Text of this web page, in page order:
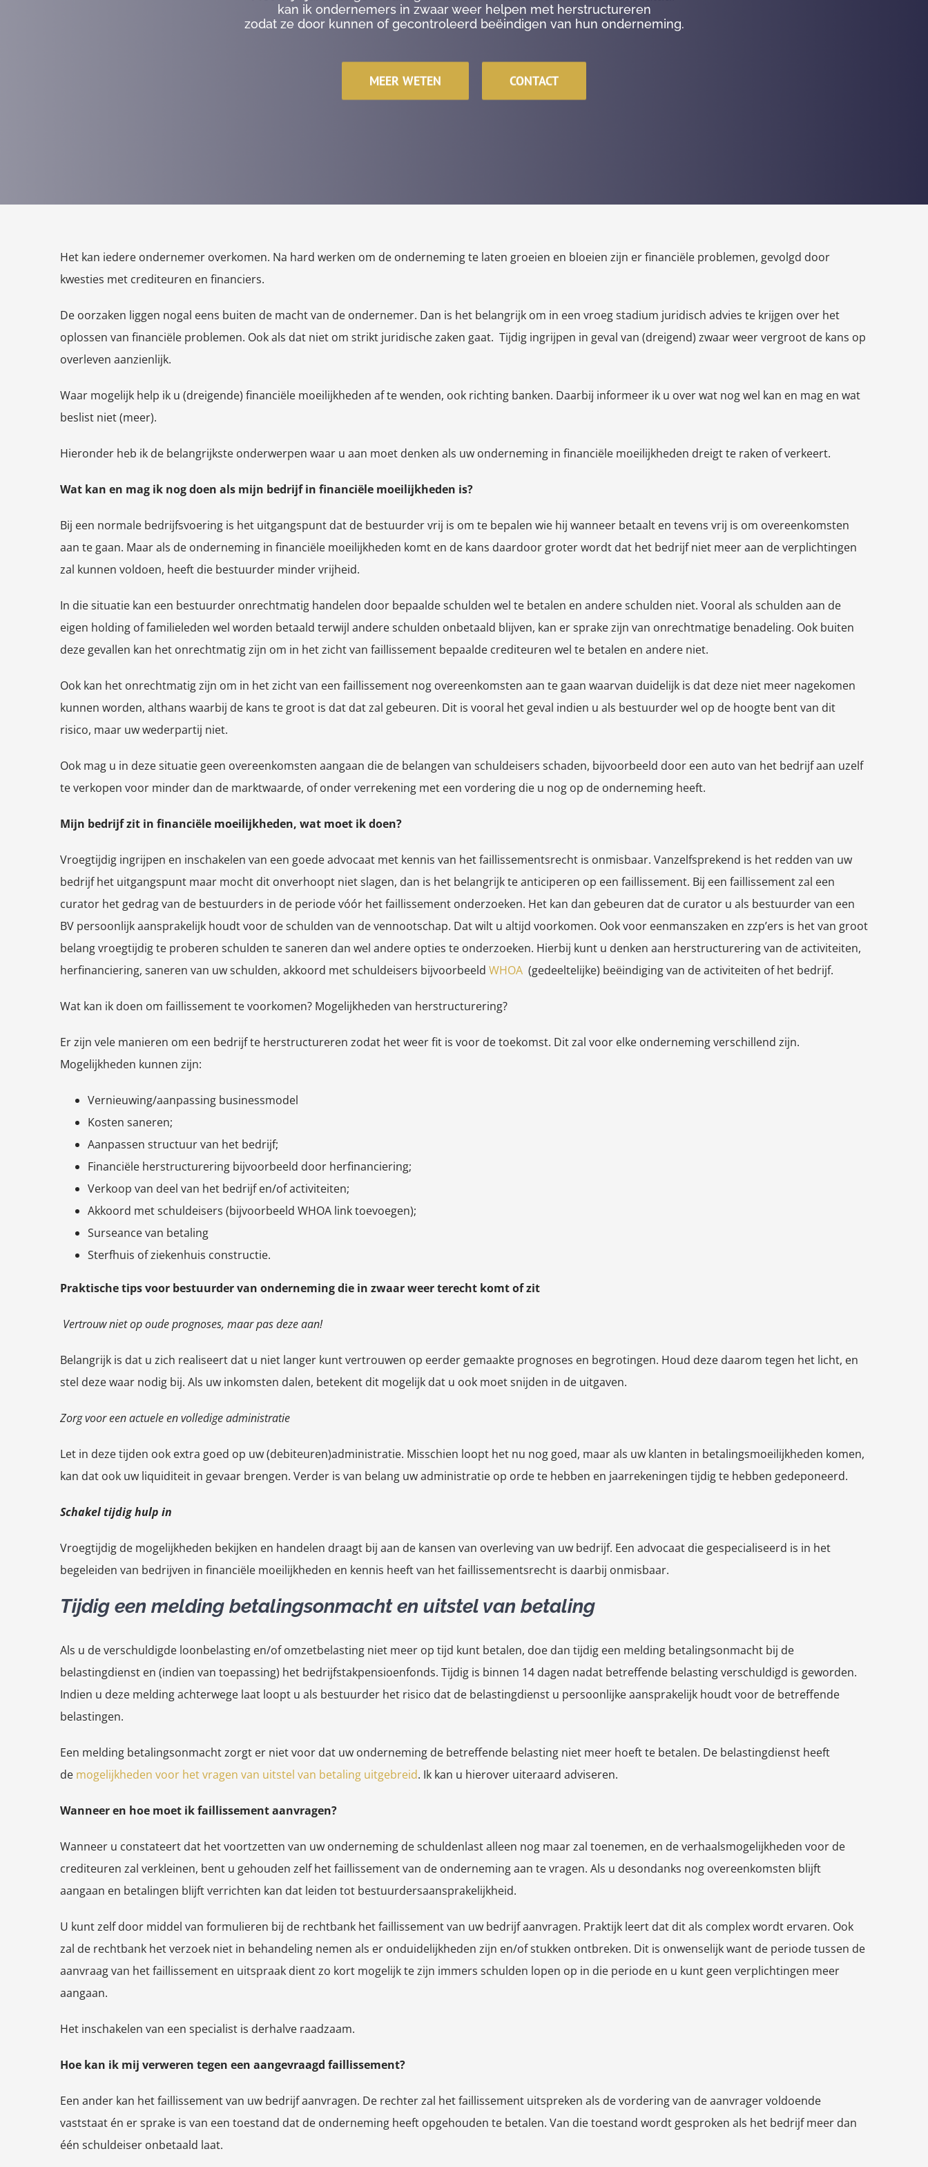
kan ik ondernemers in zwaar weer helpen met herstructureren
zodat ze door kunnen of gecontroleerd beëindigen van hun onderneming.
MEER WETEN CONTACT
Het kan iedere ondernemer overkomen. Na hard werken om de onderneming te laten groeien en bloeien zijn er financiële problemen, gevolgd door
kwesties met crediteuren en financiers.
De oorzaken liggen nogal eens buiten de macht van de ondernemer. Dan is het belangrijk om in een vroeg stadium juridisch advies te krijgen over het
oplossen van financiële problemen. Ook als dat niet om strikt juridische zaken gaat. Tijdig ingrijpen in geval van (dreigend) zwaar weer vergroot de kans op
overleven aanzienlijk.
Waar mogelijk help ik u (dreigende) financiële moeilijkheden af te wenden, ook richting banken. Daarbij informeer ik u over wat nog wel kan en mag en wat
beslist niet (meer).
Hieronder heb ik de belangrijkste onderwerpen waar u aan moet denken als uw onderneming in financiële moeilijkheden dreigt te raken of verkeert.
Wat kan en mag ik nog doen als mijn bedrijf in financiële moeilijkheden is?
Bij een normale bedrijfsvoering is het uitgangspunt dat de bestuurder vrij is om te bepalen wie hij wanneer betaalt en tevens vrij is om overeenkomsten
aan te gaan. Maar als de onderneming in financiële moeilijkheden komt en de kans daardoor groter wordt dat het bedrijf niet meer aan de verplichtingen
zal kunnen voldoen, heeft die bestuurder minder vrijheid.
In die situatie kan een bestuurder onrechtmatig handelen door bepaalde schulden wel te betalen en andere schulden niet. Vooral als schulden aan de
eigen holding of familieleden wel worden betaald terwijl andere schulden onbetaald blijven, kan er sprake zijn van onrechtmatige benadeling. Ook buiten
deze gevallen kan het onrechtmatig zijn om in het zicht van faillissement bepaalde crediteuren wel te betalen en andere niet.
Ook kan het onrechtmatig zijn om in het zicht van een faillissement nog overeenkomsten aan te gaan waarvan duidelijk is dat deze niet meer nagekomen
kunnen worden, althans waarbij de kans te groot is dat dat zal gebeuren. Dit is vooral het geval indien u als bestuurder wel op de hoogte bent van dit
risico, maar uw wederpartij niet.
Ook mag u in deze situatie geen overeenkomsten aangaan die de belangen van schuldeisers schaden, bijvoorbeeld door een auto van het bedrijf aan uzelf
te verkopen voor minder dan de marktwaarde, of onder verrekening met een vordering die u nog op de onderneming heeft.
Mijn bedrijf zit in financiële moeilijkheden, wat moet ik doen?
Vroegtijdig ingrijpen en inschakelen van een goede advocaat met kennis van het faillissementsrecht is onmisbaar. Vanzelfsprekend is het redden van uw
bedrijf het uitgangspunt maar mocht dit onverhoopt niet slagen, dan is het belangrijk te anticiperen op een faillissement. Bij een faillissement zal een
curator het gedrag van de bestuurders in de periode vóór het faillissement onderzoeken. Het kan dan gebeuren dat de curator u als bestuurder van een
BV persoonlijk aansprakelijk houdt voor de schulden van de vennootschap. Dat wilt u altijd voorkomen. Ook voor eenmanszaken en zzp’ers is het van groot
belang vroegtijdig te proberen schulden te saneren dan wel andere opties te onderzoeken. Hierbij kunt u denken aan herstructurering van de activiteiten,
herfinanciering, saneren van uw schulden, akkoord met schuldeisers bijvoorbeeld WHOA(gedeeltelijke) beëindiging van de activiteiten of het bedrijf.
Wat kan ik doen om faillissement te voorkomen? Mogelijkheden van herstructurering?
Er zijn vele manieren om een bedrijf te herstructureren zodat het weer fit is voor de toekomst. Dit zal voor elke onderneming verschillend zijn.
Mogelijkheden kunnen zijn:
Vernieuwing/aanpassing businessmodel
Kosten saneren;
Aanpassen structuur van het bedrijf;
Financiële herstructurering bijvoorbeeld door herfinanciering;
Verkoop van deel van het bedrijf en/of activiteiten;
Akkoord met schuldeisers (bijvoorbeeld WHOA link toevoegen);
Surseance van betaling
Sterfhuis of ziekenhuis constructie.
Praktische tips voor bestuurder van onderneming die in zwaar weer terecht komt of zit
Vertrouw niet op oude prognoses, maar pas deze aan!
Belangrijk is dat u zich realiseert dat u niet langer kunt vertrouwen op eerder gemaakte prognoses en begrotingen. Houd deze daarom tegen het licht, en
stel deze waar nodig bij. Als uw inkomsten dalen, betekent dit mogelijk dat u ook moet snijden in de uitgaven.
Zorg voor een actuele en volledige administratie
Let in deze tijden ook extra goed op uw (debiteuren)administratie. Misschien loopt het nu nog goed, maar als uw klanten in betalingsmoeilijkheden komen,
kan dat ook uw liquiditeit in gevaar brengen. Verder is van belang uw administratie op orde te hebben en jaarrekeningen tijdig te hebben gedeponeerd.
Schakel tijdig hulp in
Vroegtijdig de mogelijkheden bekijken en handelen draagt bij aan de kansen van overleving van uw bedrijf. Een advocaat die gespecialiseerd is in het
begeleiden van bedrijven in financiële moeilijkheden en kennis heeft van het faillissementsrecht is daarbij onmisbaar.
Tijdig een melding betalingsonmacht en uitstel van betaling
Als u de verschuldigde loonbelasting en/of omzetbelasting niet meer op tijd kunt betalen, doe dan tijdig een melding betalingsonmacht bij de
belastingdienst en (indien van toepassing) het bedrijfstakpensioenfonds. Tijdig is binnen 14 dagen nadat betreffende belasting verschuldigd is geworden.
Indien u deze melding achterwege laat loopt u als bestuurder het risico dat de belastingdienst u persoonlijke aansprakelijk houdt voor de betreffende
belastingen.
Een melding betalingsonmacht zorgt er niet voor dat uw onderneming de betreffende belasting niet meer hoeft te betalen. De belastingdienst heeft
de mogelijkheden voor het vragen van uitstel van betaling uitgebreid. Ik kan u hierover uiteraard adviseren.
Wanneer en hoe moet ik faillissement aanvragen?
Wanneer u constateert dat het voortzetten van uw onderneming de schuldenlast alleen nog maar zal toenemen, en de verhaalsmogelijkheden voor de
crediteuren zal verkleinen, bent u gehouden zelf het faillissement van de onderneming aan te vragen. Als u desondanks nog overeenkomsten blijft
aangaan en betalingen blijft verrichten kan dat leiden tot bestuurdersaansprakelijkheid.
U kunt zelf door middel van formulieren bij de rechtbank het faillissement van uw bedrijf aanvragen. Praktijk leert dat dit als complex wordt ervaren. Ook
zal de rechtbank het verzoek niet in behandeling nemen als er onduidelijkheden zijn en/of stukken ontbreken. Dit is onwenselijk want de periode tussen de
aanvraag van het faillissement en uitspraak dient zo kort mogelijk te zijn immers schulden lopen op in die periode en u kunt geen verplichtingen meer
aangaan.
Het inschakelen van een specialist is derhalve raadzaam.
Hoe kan ik mij verweren tegen een aangevraagd faillissement?
Een ander kan het faillissement van uw bedrijf aanvragen. De rechter zal het faillissement uitspreken als de vordering van de aanvrager voldoende
vaststaat én er sprake is van een toestand dat de onderneming heeft opgehouden te betalen. Van die toestand wordt gesproken als het bedrijf meer dan
één schuldeiser onbetaald laat.